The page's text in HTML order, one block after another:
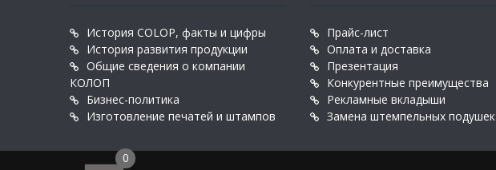
История COLOP, факты и цифры
История развития продукции
Общие сведения о компании
КОЛОП
Бизнес-политика
Изготовление печатей и штампов
Прайс-лист
Оплата и доставка
Презентация
Конкурентные преимущества
Рекламные вкладыши
Замена штемпельных подушек
0